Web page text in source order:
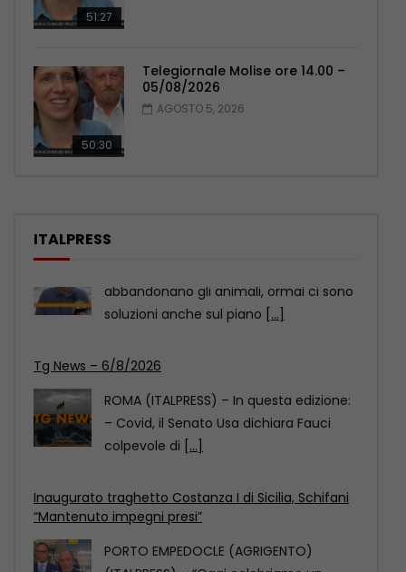
51:27
50:30
Telegiornale Molise ore 14.00 –
05/08/2026
AGOSTO 5, 2026
ITALPRESS
Tg News – 6/8/2026
colpevole di
Inaugurato traghetto Costanza I di Sicilia, Schifani
“Mantenuto impegni presi”
(ITALPRESS) – “Oggi celebriamo un
evento importante: quello di fare in
modo[...]